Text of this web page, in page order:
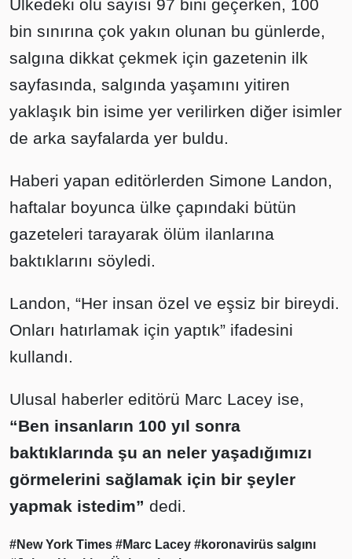
Ülkedeki ölü sayısı 97 bini geçerken, 100
bin sınırına çok yakın olunan bu günlerde,
salgına dikkat çekmek için gazetenin ilk
sayfasında, salgında yaşamını yitiren
yaklaşık bin isime yer verilirken diğer isimler
de arka sayfalarda yer buldu.
Haberi yapan editörlerden Simone Landon,
haftalar boyunca ülke çapındaki bütün
gazeteleri tarayarak ölüm ilanlarına
baktıklarını söyledi.
Landon, “Her insan özel ve eşsiz bir bireydi.
Onları hatırlamak için yaptık” ifadesini
kullandı.
Ulusal haberler editörü Marc Lacey ise,
“Ben insanların 100 yıl sonra
baktıklarında şu an neler yaşadığımızı
görmelerini sağlamak için bir şeyler
yapmak istedim” dedi.
#New York Times #Marc Lacey #koronavirüs salgını